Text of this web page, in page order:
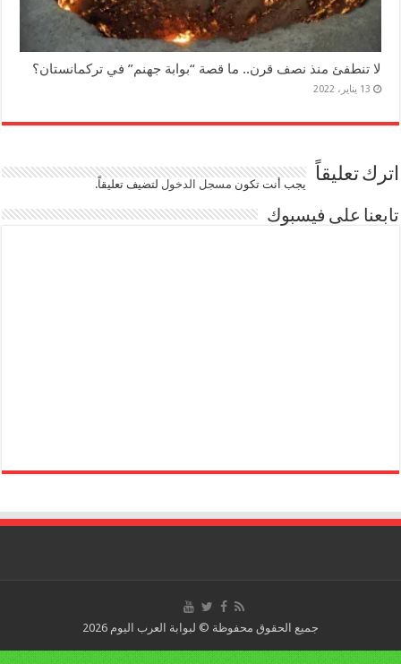
لا تنطفئ منذ نصف قرن.. ما قصة “بوابة جهنم” في تركمانستان؟
13 يناير، 2022
اترك تعليقاً يجب أنت تكون مسجل الدخوللتضيف تعليقاً.
تابعنا على فيسبوك
جميع الحقوق محفوظة © لبوابة العرب اليوم 2026